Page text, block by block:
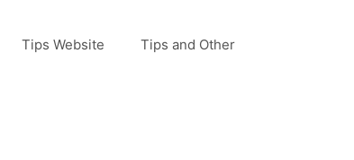
Tips Website Tips and Other